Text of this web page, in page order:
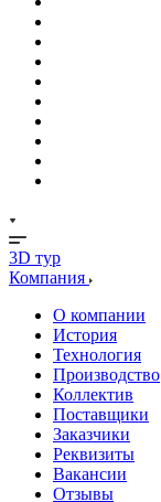
3D тур
Компания
О компании
История
Технология
Производство
Коллектив
Поставщики
Заказчики
Реквизиты
Вакансии
Отзывы